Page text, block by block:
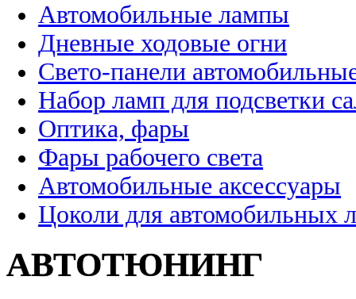
Автомобильные лампы
Дневные ходовые огни
Свето-панели
Набор ламп для подсветки
Оптика, фары
Фары рабочего света
Автомобильные аксессуары
Цоколи для автомобильных
АВТОТЮНИНГ